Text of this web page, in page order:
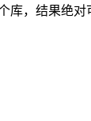
库，结果绝